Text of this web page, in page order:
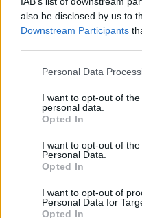
also be disclosed by us to
Downstream Participants
Personal Data
I want to opt-out of
personal data.
Opted In
I want to opt-out of
Personal Data.
Opted In
I want to opt-out of
Personal Data for
Opted In
KEDVES OLVASÓNK!
regisztrációhoz kötött.
Az előfizetés a
Portfolio.hu teljes
Kötéslisták: BÉT
kötéslistái